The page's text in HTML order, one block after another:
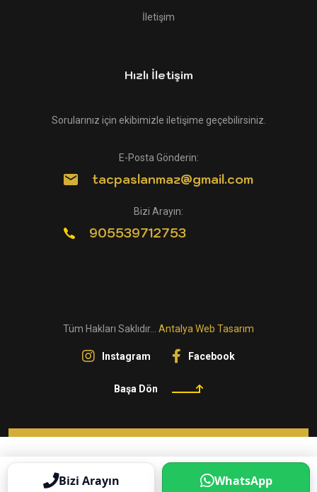
İletişim
Hızlı İletişim
Sorularınız için ekibimizle iletişime geçebilirsiniz.
E-Posta Gönderin:
tacpaslanmaz@gmail.com
Bizi Arayın:
905539712753
Tüm Hakları Saklıdır... Antalya Web Tasarım
Instagram Facebook
Başa Dön
Bizi Arayın WhatsApp